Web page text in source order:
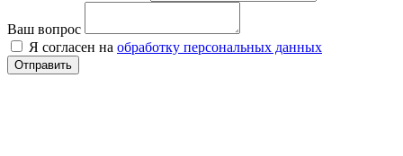
Ваш вопрос
Я согласен на обработку персональных данных
Отправить